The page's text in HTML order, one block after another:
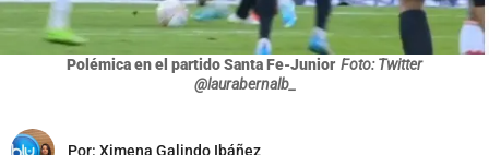
Polémica en el partido Santa Fe-Junior Foto: Twitter
@laurabernalb_
Por: Ximena Galindo Ibáñez